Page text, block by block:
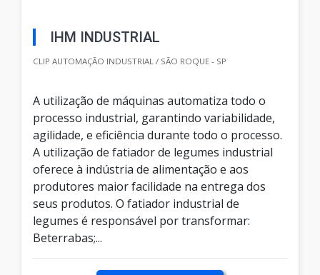
IHM INDUSTRIAL
CLIP AUTOMAÇÃO INDUSTRIAL / SÃO ROQUE - SP
A utilização de máquinas automatiza todo o
processo industrial, garantindo variabilidade,
agilidade, e eficiência durante todo o processo.
A utilização de fatiador de legumes industrial
oferece à indústria de alimentação e aos
produtores maior facilidade na entrega dos
seus produtos. O fatiador industrial de
legumes é responsável por transformar:
Beterrabas;...